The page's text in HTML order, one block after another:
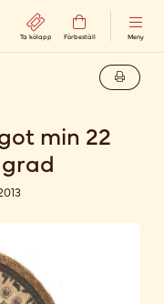
Ta kölapp Förbeställ Meny
min 22